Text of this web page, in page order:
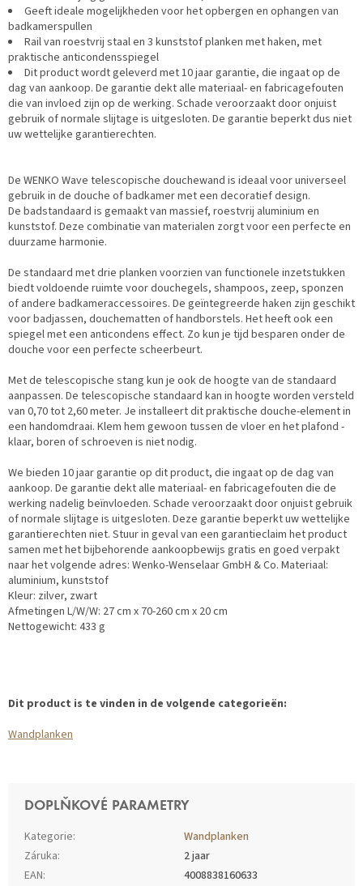
Geeft ideale mogelijkheden voor het opbergen en ophangen van
badkamerspullen
Rail van roestvrij staal en 3 kunststof planken met haken, met
praktische anticondensspiegel
Dit product wordt geleverd met 10 jaar garantie, die ingaat op de
dag van aankoop. De garantie dekt alle materiaal- en fabricagefouten
die van invloed zijn op de werking. Schade veroorzaakt door onjuist
gebruik of normale slijtage is uitgesloten. De garantie beperkt dus niet
uw wettelijke garantierechten.
De WENKO Wave telescopische douchewand is ideaal voor universeel
gebruik in de douche of badkamer met een decoratief design.
De badstandaard is gemaakt van massief, roestvrij aluminium en
kunststof. Deze combinatie van materialen zorgt voor een perfecte en
duurzame harmonie.
De standaard met drie planken voorzien van functionele inzetstukken
biedt voldoende ruimte voor douchegels, shampoos, zeep, sponzen
of andere badkameraccessoires. De geïntegreerde haken zijn geschikt
voor badjassen, douchematten of handborstels. Het heeft ook een
spiegel met een anticondens effect. Zo kun je tijd besparen onder de
douche voor een perfecte scheerbeurt.
Met de telescopische stang kun je ook de hoogte van de standaard
aanpassen. De telescopische standaard kan in hoogte worden versteld
van 0,70 tot 2,60 meter. Je installeert dit praktische douche-element in
een handomdraai. Klem hem gewoon tussen de vloer en het plafond -
klaar, boren of schroeven is niet nodig.
We bieden 10 jaar garantie op dit product, die ingaat op de dag van
aankoop. De garantie dekt alle materiaal- en fabricagefouten die de
werking nadelig beïnvloeden. Schade veroorzaakt door onjuist gebruik
of normale slijtage is uitgesloten. Deze garantie beperkt uw wettelijke
garantierechten niet. Stuur in geval van een garantieclaim het product
samen met het bijbehorende aankoopbewijs gratis en goed verpakt
naar het volgende adres: Wenko-Wenselaar GmbH & Co. Materiaal:
aluminium, kunststof
Kleur: zilver, zwart
Afmetingen L/W/W: 27 cm x 70-260 cm x 20 cm
Nettogewicht: 433 g
Dit product is te vinden in de volgende categorieën:
Wandplanken
DOPLŇKOVÉ PARAMETRY
Kategorie:
Wandplanken
Záruka:
2 jaar
EAN:
4008838160633